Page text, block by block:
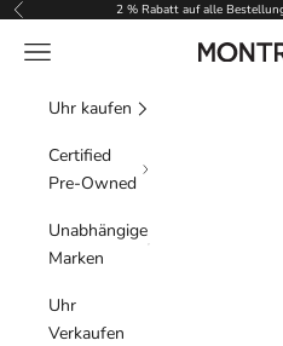
Zum Inhalt springen
Zurück 2 % Rabatt auf alle
Montredo
Menü
Uhr kaufen
Certified
Pre-Owned
Unabhängige
Marken
Uhr
Verkaufen